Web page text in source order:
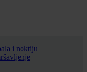
i noktiju